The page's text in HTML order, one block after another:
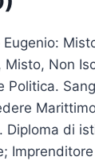
Misto, Non
Politica.
Diploma di